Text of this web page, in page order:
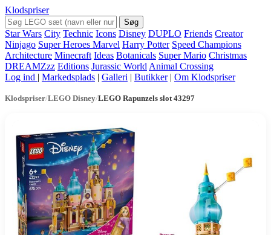
Klodspriser
Søg
Star Wars City Technic Icons Disney DUPLO Friends Creator
Ninjago Super Heroes Marvel Harry Potter Speed Champions
Architecture Minecraft Ideas Botanicals Super Mario Christmas
DREAMZzz Editions Jurassic World Animal Crossing
Log ind | Markedsplads | Galleri | Butikker | Om Klodspriser
Klodspriser/LEGO Disney/LEGO Rapunzels slot 43297